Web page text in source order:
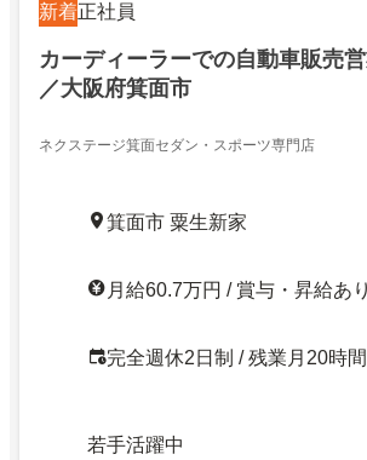
新着正社員
カーディーラーでの自動車販売
／大阪府箕面市
ネクステージ箕面セダン・スポーツ専門店
箕面市 粟生新家
月給60.7万円 / 賞与・昇給あり
完全週休2日制 / 残業月20時
若手活躍中